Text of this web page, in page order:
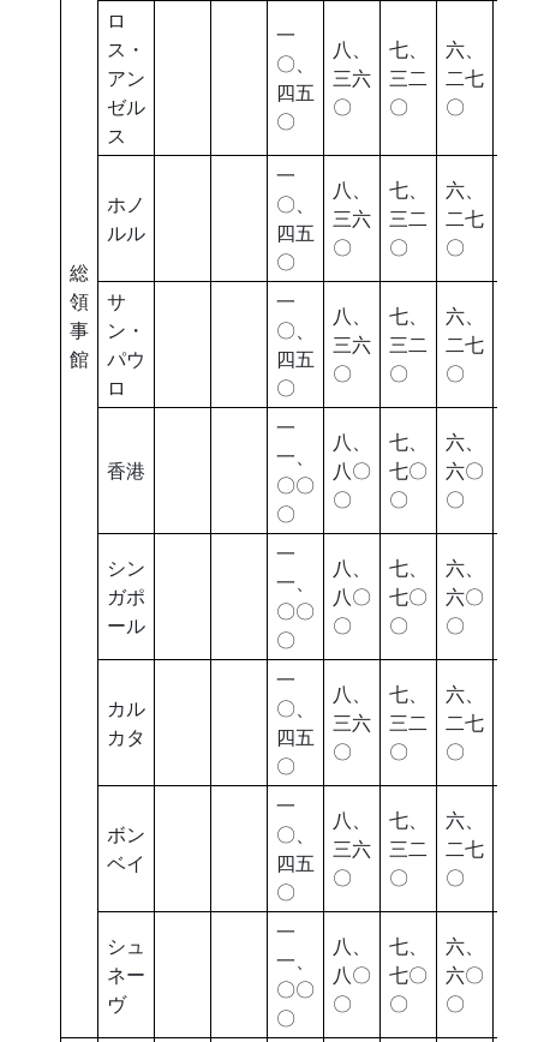
総
領
事
館
ロ
ス・
アン
ゼル
ス
一
〇、
四五
〇
八、
三六
〇
七、
三二
〇
六、
二七
〇
ホノ
ルル
一
〇、
四五
〇
八、
三六
〇
七、
三二
〇
六、
二七
〇
サ
ン・
パウ
ロ
一
〇、
四五
〇
八、
三六
〇
七、
三二
〇
六、
二七
〇
香港
一
一、
〇〇
〇
八、
八〇
〇
七、
七〇
〇
六、
六〇
〇
シン
ガポ
ール
一
一、
〇〇
〇
八、
八〇
〇
七、
七〇
〇
六、
六〇
〇
カル
カタ
一
〇、
四五
〇
八、
三六
〇
七、
三二
〇
六、
二七
〇
ボン
ベイ
一
〇、
四五
〇
八、
三六
〇
七、
三二
〇
六、
二七
〇
シュ
ネー
ヴ
一
一、
〇〇
〇
八、
八〇
〇
七、
七〇
〇
六、
六〇
〇